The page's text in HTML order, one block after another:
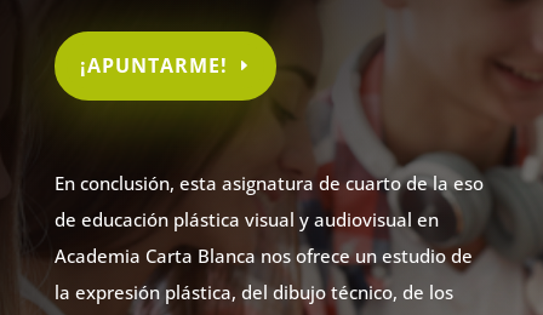
¡APUNTARME!
En conclusión, esta asignatura de cuarto de la eso
de educación plástica visual y audiovisual en
Academia Carta Blanca nos ofrece un estudio de
la expresión plástica, del dibujo técnico, de los